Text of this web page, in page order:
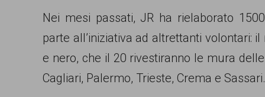
fenomeno
del
razzismo
curato
Nei mesi passati, JR ha rielaborato
parte all’iniziativa ad altrettanti volontari:
e nero, che il 20 rivestiranno le mura
Cagliari, Palermo, Trieste, Crema e Sassari.